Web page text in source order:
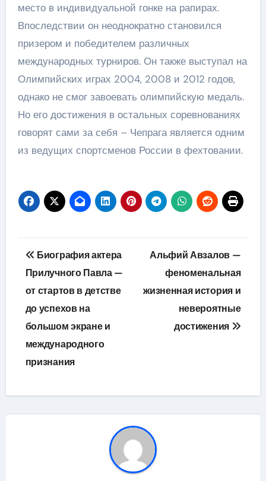
место в индивидуальной гонке на рапирах.
Впоследствии он неоднократно становился
призером и победителем различных
международных турниров. Он также выступал на
Олимпийских играх 2004, 2008 и 2012 годов,
однако не смог завоевать олимпийскую медаль.
Но его достижения в остальных соревнованиях
говорят сами за себя – Чепрага является одним
из ведущих спортсменов России в фехтовании.
Навигация
по
записям
Биография актера
Прилучного Павла —
от стартов в детстве
до успехов на
большом экране и
международного
признания
Альфий Авзалов —
феноменальная
жизненная история и
невероятные
достижения